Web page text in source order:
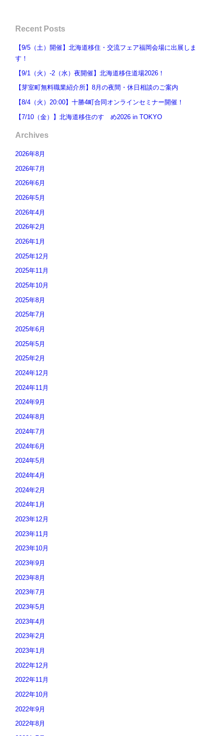
Recent Posts
【9/5（土）開催】北海道移住・交流フェア福岡会場に出展しま
す！
【9/1（火）-2（水）夜開催】北海道移住道場2026！
【芽室町無料職業紹介所】8月の夜間・休日相談のご案内
【8/4（火）20:00】十勝4町合同オンラインセミナー開催！
【7/10（金）】北海道移住のすゝめ2026 in TOKYO
Archives
2026年8月
2026年7月
2026年6月
2026年5月
2026年4月
2026年2月
2026年1月
2025年12月
2025年11月
2025年10月
2025年8月
2025年7月
2025年6月
2025年5月
2025年2月
2024年12月
2024年11月
2024年9月
2024年8月
2024年7月
2024年6月
2024年5月
2024年4月
2024年2月
2024年1月
2023年12月
2023年11月
2023年10月
2023年9月
2023年8月
2023年7月
2023年5月
2023年4月
2023年2月
2023年1月
2022年12月
2022年11月
2022年10月
2022年9月
2022年8月